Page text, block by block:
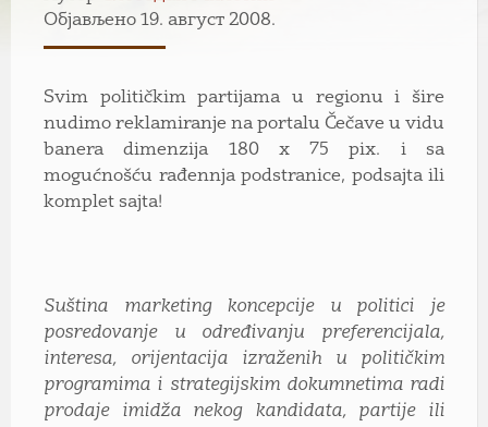
Објављено 19. август 2008.
Svim političkim partijama u regionu i šire
nudimo reklamiranje na portalu Čečave u vidu
banera dimenzija 180 x 75 pix. i sa
mogućnošću rađennja podstranice, podsajta ili
komplet sajta!
Suština marketing koncepcije u politici je
posredovanje u određivanju preferencijala,
interesa, orijentacija izraženih u političkim
programima i strategijskim dokumnetima radi
prodaje imidža nekog kandidata, partije ili